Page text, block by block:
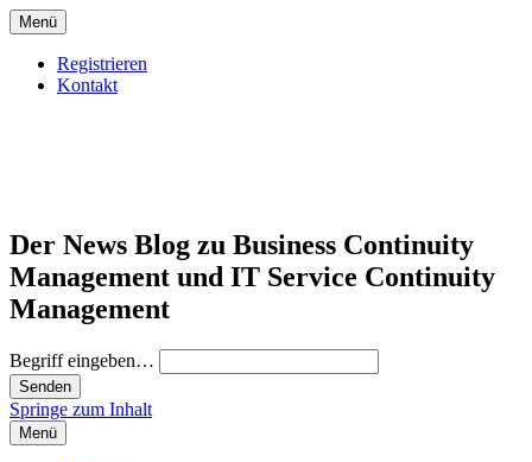
Menü
Registrieren
Kontakt
Der News Blog zu Business Continuity
Management und IT Service Continuity
Management
Begriff eingeben…
Springe zum Inhalt
Menü